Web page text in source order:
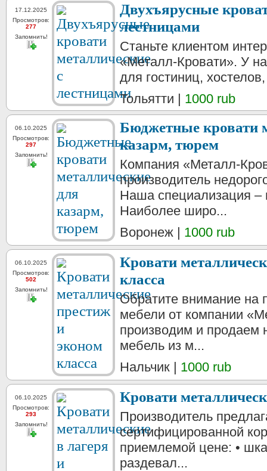
17.12.2025
Просмотров:
277
Запомнить!
Двухъярусные
лестницами
Станьте клиентом
«Металл-Кровати». У
для гостиниц,
Тольятти | 1000 rub
06.10.2025
Просмотров:
297
Запомнить!
Бюджетные кровати
казарм, тюрем
Компания «Металл-
производитель
Наша специализация –
Наиболее широ...
Воронеж | 1000 rub
06.10.2025
Просмотров:
502
Запомнить!
Кровати
класса
Обратите внимание на
мебели от компании
производим и продаем
мебель из м...
Нальчик | 1000 rub
06.10.2025
Просмотров:
293
Запомнить!
Кровати
Производитель
сертифицированной
приемлемой цене: •
раздевал...